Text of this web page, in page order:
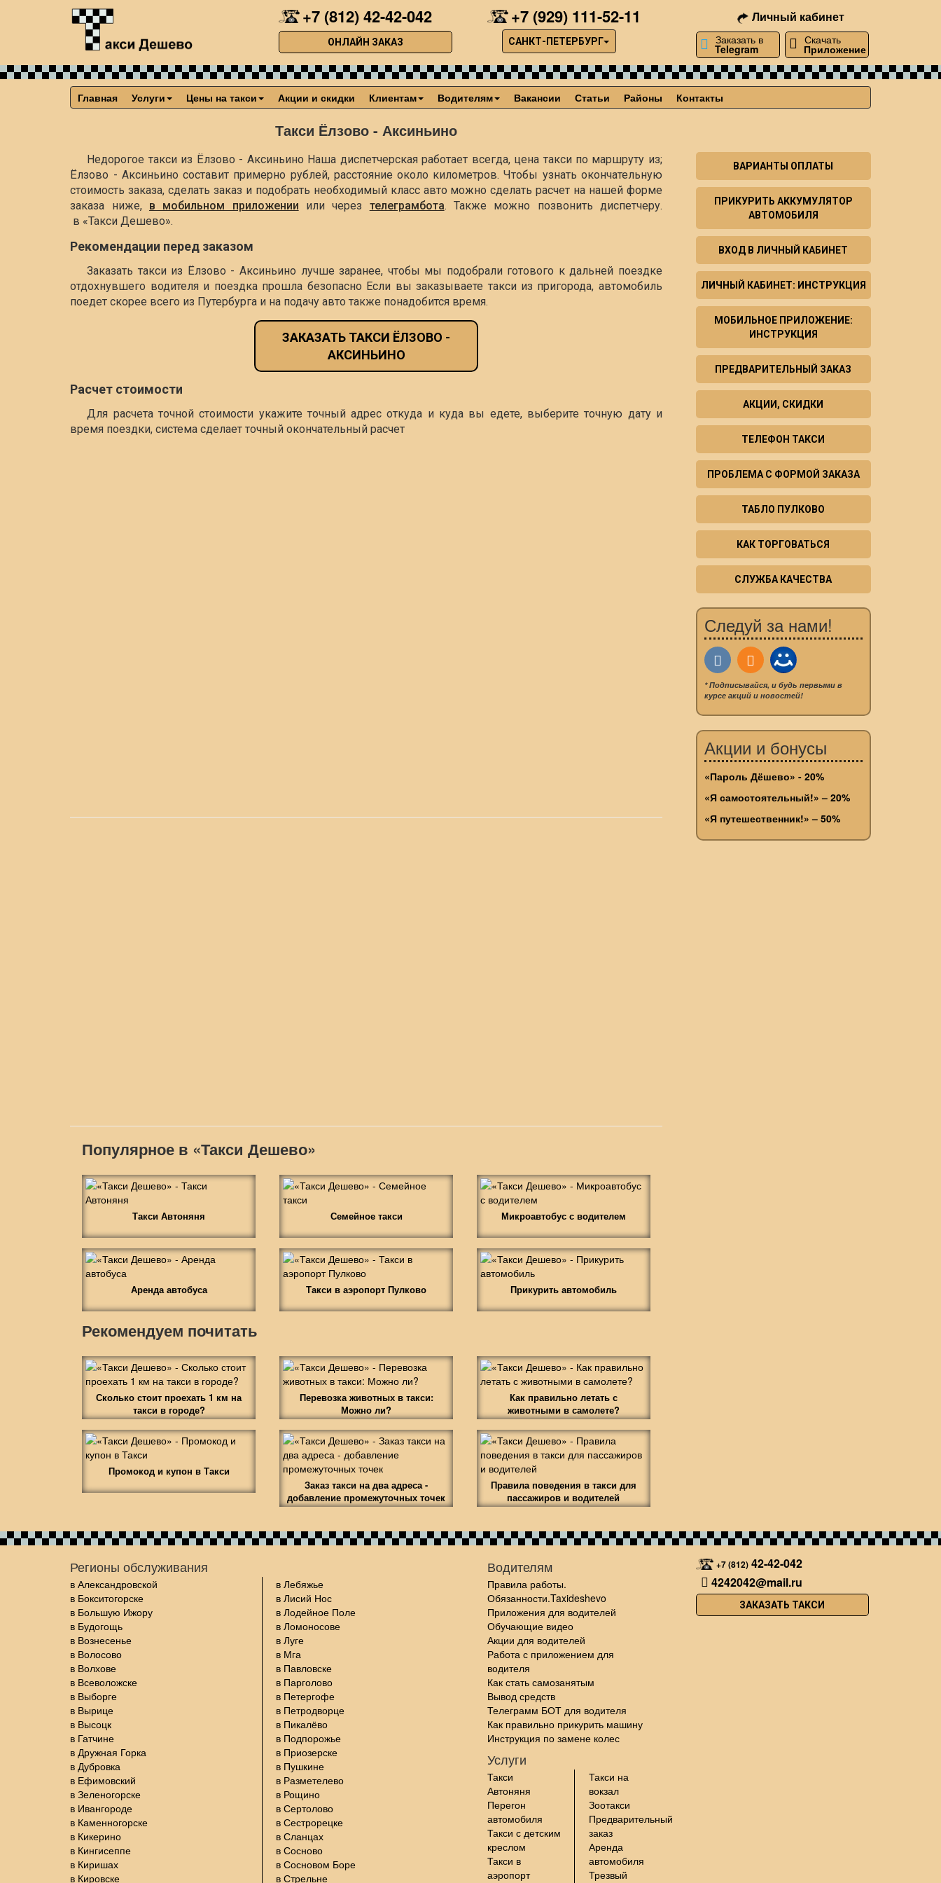
+7 (812) 42-42-042
ОНЛАЙН ЗАКАЗ
+7 (929) 111-52-11
САНКТ-ПЕТЕРБУРГ
Личный кабинет
Заказать в
Telegram
Скачать
Приложение
Главная Услуги Цены на такси Акции и скидки Клиентам Водителям Вакансии Статьи Районы Контакты
Такси Ёлзово - Аксиньино
Недорогое такси из Ёлзово - Аксиньино Наша диспетчерская работает всегда, цена такси по маршруту из;
Ёлзово - Аксиньино составит примерно рублей, расстояние около километров. Чтобы узнать окончательную
стоимость заказа, сделать заказ и подобрать необходимый класс авто можно сделать расчет на нашей форме
заказа ниже, в мобильном приложении или через телеграмбота. Также можно позвонить диспетчеру.
в «Такси Дешево».
Рекомендации перед заказом
Заказать такси из Ёлзово - Аксиньино лучше заранее, чтобы мы подобрали готового к дальней поездке
отдохнувшего водителя и поездка прошла безопасно Если вы заказываете такси из пригорода, автомобиль
поедет скорее всего из Путербурга и на подачу авто также понадобится время.
ЗАКАЗАТЬ ТАКСИ ЁЛЗОВО -
АКСИНЬИНО
Расчет стоимости
Для расчета точной стоимости укажите точный адрес откуда и куда вы едете, выберите точную дату и
время поездки, система сделает точный окончательный расчет
Популярное в «Такси Дешево»
Такси Автоняня Семейное такси Микроавтобус с водителем
Аренда автобуса Такси в аэропорт Пулково Прикурить автомобиль
Рекомендуем почитать
Сколько стоит проехать 1 км на
такси в городе?
Перевозка животных в такси:
Можно ли?
Как правильно летать с
животными в самолете?
Промокод и купон в Такси
Заказ такси на два адреса -
добавление промежуточных точек
Правила поведения в такси для
пассажиров и водителей
ВАРИАНТЫ ОПЛАТЫ
ПРИКУРИТЬ АККУМУЛЯТОР
АВТОМОБИЛЯ
ВХОД В ЛИЧНЫЙ КАБИНЕТ
ЛИЧНЫЙ КАБИНЕТ: ИНСТРУКЦИЯ
МОБИЛЬНОЕ ПРИЛОЖЕНИЕ:
ИНСТРУКЦИЯ
ПРЕДВАРИТЕЛЬНЫЙ ЗАКАЗ
АКЦИИ, СКИДКИ
ТЕЛЕФОН ТАКСИ
ПРОБЛЕМА С ФОРМОЙ ЗАКАЗА
ТАБЛО ПУЛКОВО
КАК ТОРГОВАТЬСЯ
СЛУЖБА КАЧЕСТВА
Следуй за нами!
* Подписывайся, и будь первыми в
курсе акций и новостей!
Акции и бонусы
«Пароль Дёшево» - 20%
«Я самостоятельный!» – 20%
«Я путешественник!» – 50%
Регионы обслуживания
в Александровской
в Бокситогорске
в Большую Ижору
в Будогощь
в Вознесенье
в Волосово
в Волхове
в Всеволожске
в Выборге
в Вырице
в Высоцк
в Гатчине
в Дружная Горка
в Дубровка
в Ефимовский
в Зеленогорске
в Ивангороде
в Каменногорске
в Кикерино
в Кингисеппе
в Киришах
в Кировске
в Лебяжье
в Лисий Нос
в Лодейное Поле
в Ломоносове
в Луге
в Мга
в Павловске
в Парголово
в Петергофе
в Петродворце
в Пикалёво
в Подпорожье
в Приозерске
в Пушкине
в Разметелево
в Рощино
в Сертолово
в Сестрорецке
в Сланцах
в Сосново
в Сосновом Боре
в Стрельне
Водителям
Правила работы.
Обязанности.Taxideshevo
Приложения для водителей
Обучающие видео
Акции для водителей
Работа с приложением для
водителя
Как стать самозанятым
Вывод средств
Телеграмм БОТ для водителя
Как правильно прикурить машину
Инструкция по замене колес
Услуги
Такси
Автоняня
Перегон
автомобиля
Такси с детским
креслом
Такси в
аэропорт
Такси на
вокзал
Зоотакси
Предварительный
заказ
Аренда
автомобиля
Трезвый
+7 (812) 42-42-042
4242042@mail.ru
ЗАКАЗАТЬ ТАКСИ